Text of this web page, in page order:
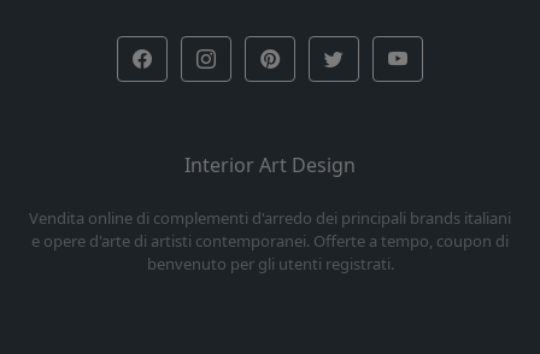
Interior Art Design
Vendita online di complementi d'arredo dei principali brands italiani
e opere d'arte di artisti contemporanei. Offerte a tempo, coupon di
benvenuto per gli utenti registrati.